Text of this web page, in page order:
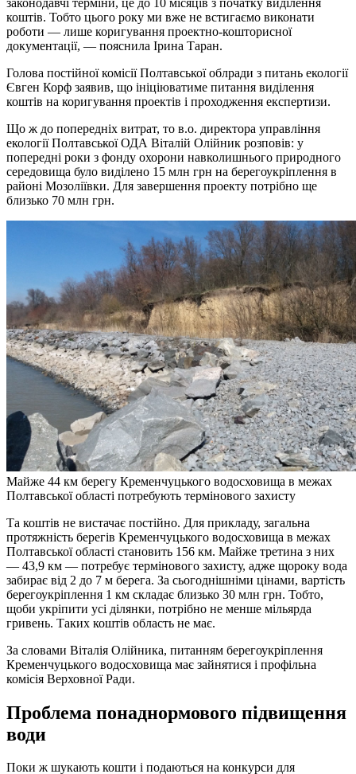
коштів. Тобто цього року ми вже не встигаємо виконати
роботи — лише коригування проектно-кошторисної
документації, — пояснила Ірина Таран.
Голова постійної комісії Полтавської облради з питань екології
Євген Корф заявив, що ініціюватиме питання виділення
коштів на коригування проектів і проходження експертизи.
Що ж до попередніх витрат, то в.о. директора управління
екології Полтавської ОДА Віталій Олійник розповів: у
попередні роки з фонду охорони навколишнього природного
середовища було виділено 15 млн грн на берегоукріплення в
районі Мозоліївки. Для завершення проекту потрібно ще
близько 70 млн грн.
Майже 44 км берегу Кременчуцького водосховища в межах
Полтавської області потребують термінового захисту
Та коштів не вистачає постійно. Для прикладу, загальна
протяжність берегів Кременчуцького водосховища в межах
Полтавської області становить 156 км. Майже третина з них
— 43,9 км — потребує термінового захисту, адже щороку вода
забирає від 2 до 7 м берега. За сьогоднішніми цінами, вартість
берегоукріплення 1 км складає близько 30 млн грн. Тобто,
щоби укріпити усі ділянки, потрібно не менше мільярда
гривень. Таких коштів область не має.
За словами Віталія Олійника, питанням берегоукріплення
Кременчуцького водосховища має зайнятися і профільна
комісія Верховної Ради.
Проблема понаднормового підвищення
води
Поки ж шукають кошти і подаються на конкурси для